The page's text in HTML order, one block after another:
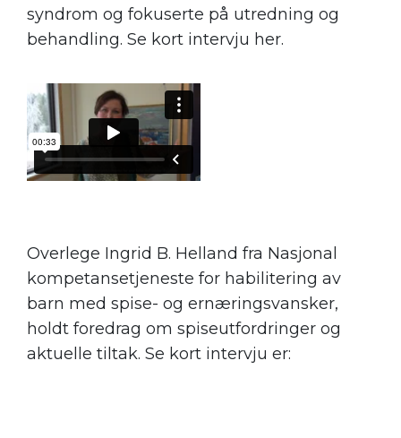
syndrom og fokuserte på utredning og
behandling. Se kort intervju her.
Overlege Ingrid B. Helland fra Nasjonal
kompetansetjeneste for habilitering av
barn med spise- og ernæringsvansker,
holdt foredrag om spiseutfordringer og
aktuelle tiltak. Se kort intervju er: